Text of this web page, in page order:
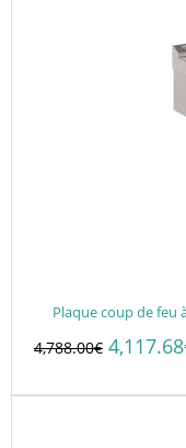
Plaque coup de feu
4,788.00€ 4,117.68